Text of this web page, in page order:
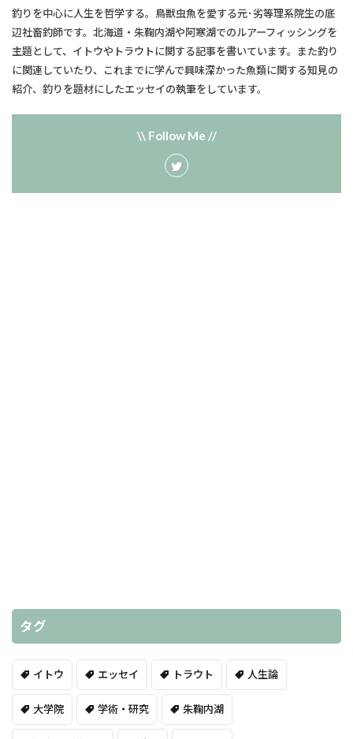
釣りを中心に人生を哲学する。鳥獣虫魚を愛する元･劣等理系院生の底
辺社畜釣師です。北海道・朱鞠内湖や阿寒湖でのルアーフィッシングを
主題として、​イトウやトラウトに関する記事を書いています。また釣り
に関連していたり、​これまでに学んで興味深かった魚類に関する知見の
紹介、釣りを題材にしたエッセイの執筆をしています。
\\ Follow Me //
タグ
イトウ エッセイ トラウト 人生論
大学院 学術・研究 朱鞠内湖